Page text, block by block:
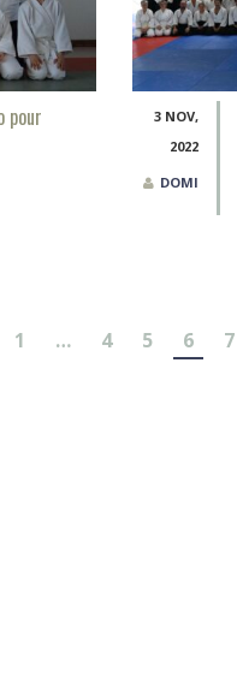
pour
3 NOV,
2022
DOMI
1 … 4 5 6 7